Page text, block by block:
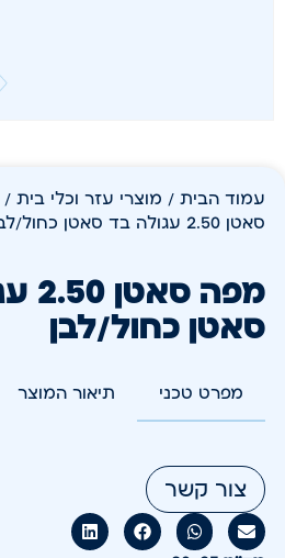
עמוד הבית / מוצרי עזר וכלי בית /
סאטן 2.50 עגולה בד סאטן כחול/לבן
סאטן כחול/לבן
מפרט טכני תיאור המוצר
צור קשר